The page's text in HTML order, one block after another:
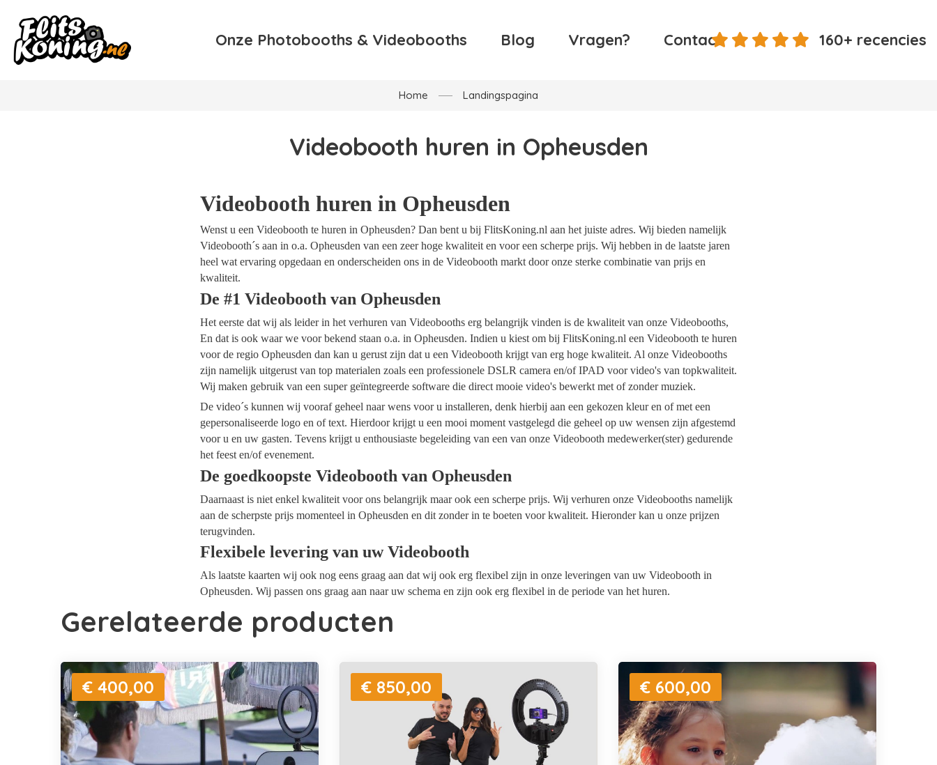
Onze Photobooths & Videobooths Blog Vragen? Contact 160+ recencies
Home Landingspagina
Videobooth huren in Opheusden
Videobooth huren in Opheusden
Wenst u een Videobooth te huren in Opheusden? Dan bent u bij FlitsKoning.nl aan het juiste adres. Wij bieden namelijk
Videobooth´s aan in o.a. Opheusden van een zeer hoge kwaliteit en voor een scherpe prijs. Wij hebben in de laatste jaren
heel wat ervaring opgedaan en onderscheiden ons in de Videobooth markt door onze sterke combinatie van prijs en
kwaliteit.
De #1 Videobooth van Opheusden
Het eerste dat wij als leider in het verhuren van Videobooths erg belangrijk vinden is de kwaliteit van onze Videobooths,
En dat is ook waar we voor bekend staan o.a. in Opheusden. Indien u kiest om bij FlitsKoning.nl een Videobooth te huren
voor de regio Opheusden dan kan u gerust zijn dat u een Videobooth krijgt van erg hoge kwaliteit. Al onze Videobooths
zijn namelijk uitgerust van top materialen zoals een professionele DSLR camera en/of IPAD voor video's van topkwaliteit.
Wij maken gebruik van een super geïntegreerde software die direct mooie video's bewerkt met of zonder muziek.
De video´s kunnen wij vooraf geheel naar wens voor u installeren, denk hierbij aan een gekozen kleur en of met een
gepersonaliseerde logo en of text. Hierdoor krijgt u een mooi moment vastgelegd die geheel op uw wensen zijn afgestemd
voor u en uw gasten. Tevens krijgt u enthousiaste begeleiding van een van onze Videobooth medewerker(ster) gedurende
het feest en/of evenement.
De goedkoopste Videobooth van Opheusden
Daarnaast is niet enkel kwaliteit voor ons belangrijk maar ook een scherpe prijs. Wij verhuren onze Videobooths namelijk
aan de scherpste prijs momenteel in Opheusden en dit zonder in te boeten voor kwaliteit. Hieronder kan u onze prijzen
terugvinden.
Flexibele levering van uw Videobooth
Als laatste kaarten wij ook nog eens graag aan dat wij ook erg flexibel zijn in onze leveringen van uw Videobooth in
Opheusden. Wij passen ons graag aan naar uw schema en zijn ook erg flexibel in de periode van het huren.
Gerelateerde producten
€ 400,00 € 850,00 € 600,00